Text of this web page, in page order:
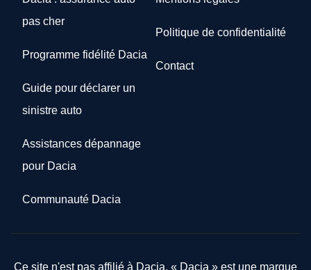
pas cher
Programme fidélité Dacia
Guide pour déclarer un
sinistre auto
Assistances dépannage
pour Dacia
Communauté Dacia
Politique de confidentialité
Contact
Ce site n'est pas affilié à Dacia. « Dacia » est une marque